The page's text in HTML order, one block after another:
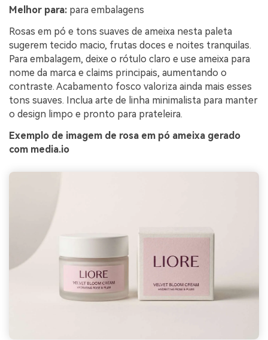
Melhor para: para embalagens
Rosas em pó e tons suaves de ameixa nesta paleta
sugerem tecido macio, frutas doces e noites tranquilas.
Para embalagem, deixe o rótulo claro e use ameixa para
nome da marca e claims principais, aumentando o
contraste. Acabamento fosco valoriza ainda mais esses
tons suaves. Inclua arte de linha minimalista para manter
o design limpo e pronto para prateleira.
Exemplo de imagem de rosa em pó ameixa gerado
com media.io